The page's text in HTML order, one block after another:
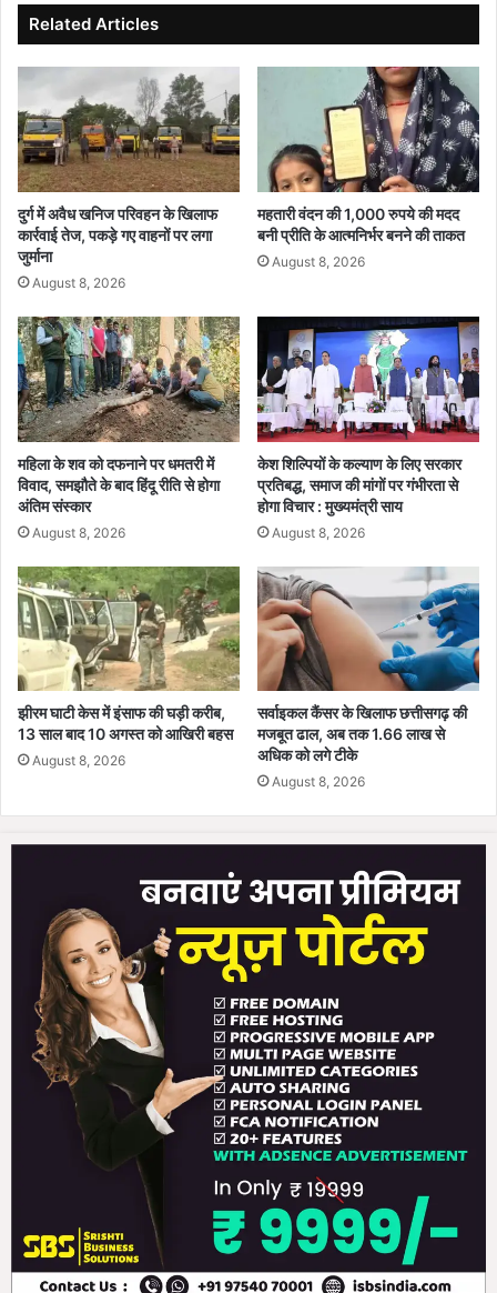
का
ग
ल
पा
ण्डे
श्क
र
ह
मा
न
सिं
ह
ज्य
प्र
स
नि
क
से
वा
के
दो
अ
का
रि
यों
को
अ
ति
रि
क्त
प्र
भा
,
आ
दे
श
जा
री
Related Articles
दुर्ग में अवैध खनिज परिवहन के खिलाफ
कार्रवाई तेज, पकड़े गए वाहनों पर लगा
जुर्माना
August 8, 2026
महतारी वंदन की 1,000 रुपये की मदद
बनी प्रीति के आत्मनिर्भर बनने की ताकत
August 8, 2026
महिला के शव को दफनाने पर धमतरी में
विवाद, समझौते के बाद हिंदू रीति से होगा
अंतिम संस्कार
August 8, 2026
केश शिल्पियों के कल्याण के लिए सरकार
प्रतिबद्ध, समाज की मांगों पर गंभीरता से
होगा विचार : मुख्यमंत्री साय
August 8, 2026
झीरम घाटी केस में इंसाफ की घड़ी करीब,
13 साल बाद 10 अगस्त को आखिरी बहस
August 8, 2026
सर्वाइकल कैंसर के खिलाफ छत्तीसगढ़ की
मजबूत ढाल, अब तक 1.66 लाख से
अधिक को लगे टीके
August 8, 2026